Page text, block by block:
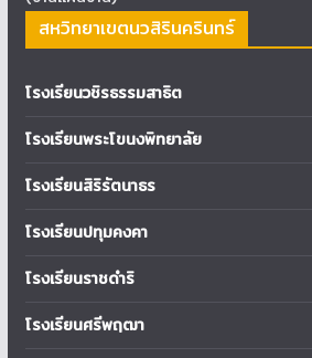
สหวิทยาเขตนวสิรินครินทร์
โรงเรียนวชิรธรรมสาธิต
โรงเรียนพระโขนงพิทยาลัย
โรงเรียนสิริรัตนาธร
โรงเรียนปทุมคงคา
โรงเรียนราชดำริ
โรงเรียนศรีพฤฒา